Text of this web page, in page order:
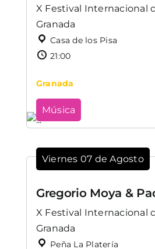
X Festival Internacional
Granada
Casa de los Pisa
21:00
Granada
Música
Viernes 07 de Agosto
Gregorio Moya &
X Festival Internacional
Granada
Peña La Platería